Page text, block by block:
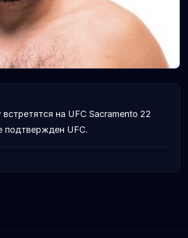
на UFC Sacramento 22
подтвержден UFC.